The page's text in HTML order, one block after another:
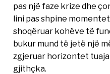
pas një faze krize dhe
lini pas shpine
shoqëruar kohëve të
bukur mund të jetë një
zgjeruar horizontet
gjithçka.